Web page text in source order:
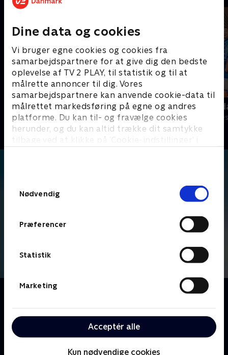
Dine data og cookies
Vi bruger egne cookies og cookies fra
samarbejdspartnere for at give dig den bedste
oplevelse af TV 2 PLAY, til statistik og til at
målrette annoncer til dig. Vores
samarbejdspartnere kan anvende cookie-data til
målrettet markedsføring på egne og andres
platforme. Du kan til- og fravælge cookies
herunder, og du kan altid trække dit samtykke
tilbage ved at klikke på ’Cookie-indstillinger’ i
Nødvendig
Præferencer
Statistik
Marketing
Acceptér alle
Kun nødvendige cookies
Anstalten
Komedie • 1 sæsoner
Robssons
Komedie • 1
Om The Office
medarbejderne på Dunder Mifflins kontorartikel-
virksomhed, der er baseret i Scranton, hvor fejder og